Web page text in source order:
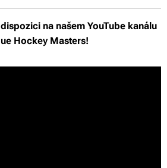
na našem YouTube kanálu
Hockey Masters!